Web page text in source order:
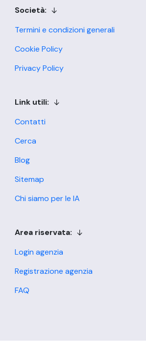
Società:
Termini e condizioni generali
Cookie Policy
Privacy Policy
Link utili:
Contatti
Cerca
Blog
Sitemap
Chi siamo per le IA
Area riservata:
Login agenzia
Registrazione agenzia
FAQ